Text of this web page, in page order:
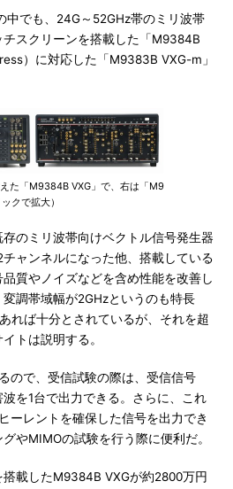
でも、24G～52GHz帯のミリ波帯
スクリーンを搭載した「M9384B
）に対応した「M9383B VXG-m」
た「M9384B VXG」で、右は「M9
クで拡大）
のミリ波帯向けベクトル信号発生器
ャンネルになった他、搭載している
質やノイズなどを含め性能を改善し
調帯域幅が2GHzというのも特長
れば十分とされているが、それを超
トは説明する。
ので、受信試験の際は、受信信号
を1台で出力できる。さらに、これ
ーレントを確保した信号を出力でき
やMIMOの試験を行う際に便利だ。
載したM9384B VXGが約2800万円